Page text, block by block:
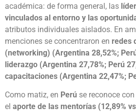
académica: de forma general, las
vinculados al entorno y las
atributos individuales aislados. En
menciones se concentraron en redes
(networking) (Argentina 28,52%;
liderazgo (Argentina 27,78%; Perú
capacitaciones (Argentina 22,47%;
Como matiz, en Perú se reconoce
el aporte de las mentorías (12,89%